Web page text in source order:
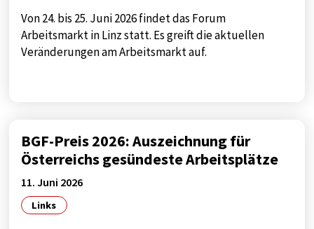
Von 24. bis 25. Juni 2026 findet das Forum
Arbeitsmarkt in Linz statt. Es greift die aktuellen
Veränderungen am Arbeitsmarkt auf.
BGF-Preis 2026: Auszeichnung für
Österreichs gesündeste Arbeitsplätze
11. Juni 2026
Links
Cookie Laufzeit:
1 year
Plattformen anzuzeigen.
Externe Medien
Name:
google